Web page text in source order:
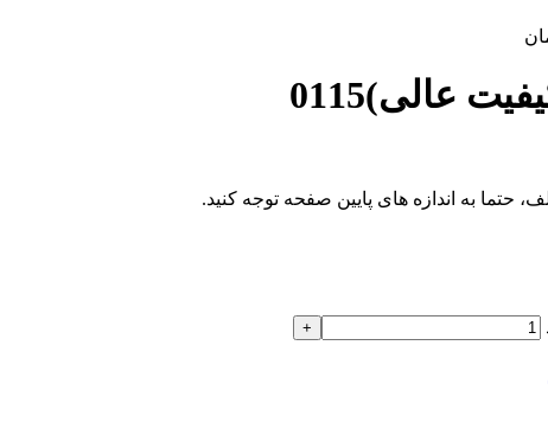
عالی)0115
حتما به اندازه های پایین صفحه توجه کنید.